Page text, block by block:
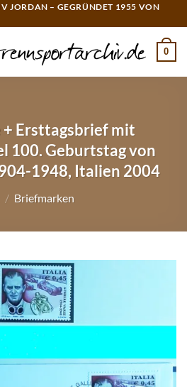
JORDAN – GEGRÜNDET 1955 VON
0
Ersttagsbrief mit
100. Geburtstag von
1948, Italien 2004
/ Briefmarken